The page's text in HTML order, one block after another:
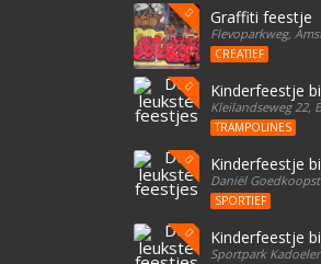
Graffiti feestje
Flevoparkweg,
CREATIEF
Kinderfeestje
Kleilandseweg 22,
TRAMPOLINES
Kinderfeestje
Daniël
SPORTIEF
Kinderfeestje
Sportpark